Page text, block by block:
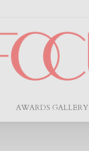
AWARDS GALLERY